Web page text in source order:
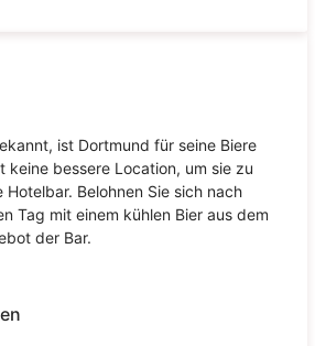
ist Dortmund für seine Biere
keine bessere Location, um sie zu
Hotelbar. Belohnen Sie sich nach
Tag mit einem kühlen Bier aus dem
der Bar.